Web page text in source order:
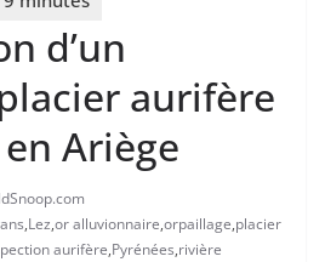
d’un
aurifère
Ariège
,Lez,or alluvionnaire,orpaillage,placier
aurifère,Pyrénées,rivière